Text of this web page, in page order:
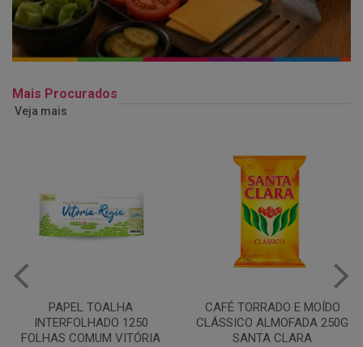
Mais Procurados
Veja mais
CAFÉ TORRADO E MOÍDO
CLÁSSICO ALMOFADA 250G
SANTA CLARA
Copo Plástico Branco 180ml
Pacote c/100 - Cristalcopo